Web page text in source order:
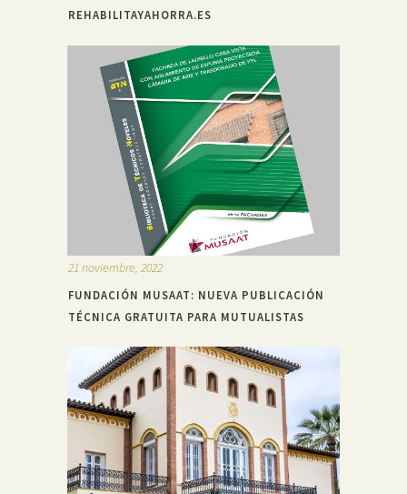
REHABILITAYAHORRA.ES
21 noviembre, 2022
FUNDACIÓN MUSAAT: NUEVA PUBLICACIÓN
TÉCNICA GRATUITA PARA MUTUALISTAS